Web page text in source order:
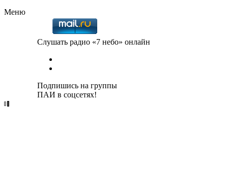
Меню
Слушать радио «7 небо» онлайн
Подпишись на группы
ПАИ в соцсетях!